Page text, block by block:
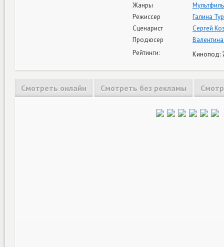
Жанры
Режиссер
Галина
Сценарист
Сергей
Продюсер
Рейтинги:
Кинопод:
Смотреть онлайн Смотреть без рекламы